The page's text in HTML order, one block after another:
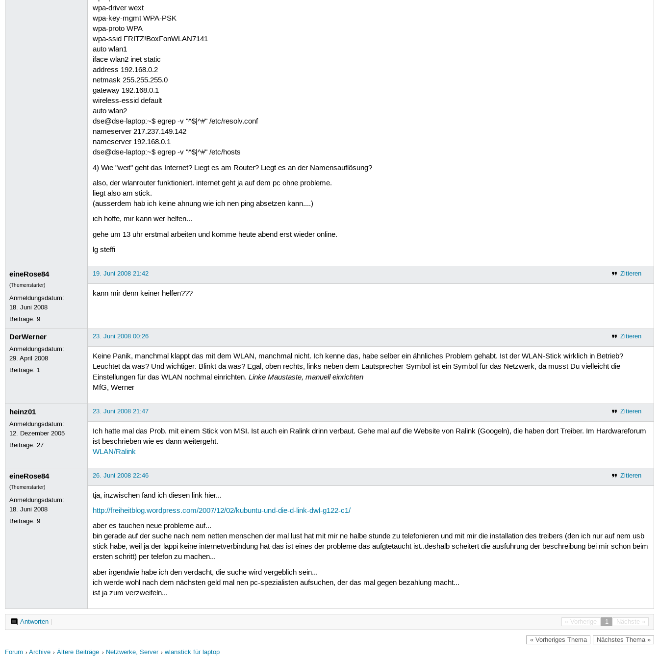
wpa-driver wext
wpa-key-mgmt WPA-PSK
wpa-proto WPA
wpa-ssid FRITZ!BoxFonWLAN7141
auto wlan1
iface wlan2 inet static
address 192.168.0.2
netmask 255.255.255.0
gateway 192.168.0.1
wireless-essid default
auto wlan2
dse@dse-laptop:~$ egrep -v "^$|^#" /etc/resolv.conf
nameserver 217.237.149.142
nameserver 192.168.0.1
dse@dse-laptop:~$ egrep -v "^$|^#" /etc/hosts
4) Wie "weit" geht das Internet? Liegt es am Router? Liegt es an der Namensauflösung?
also, der wlanrouter funktioniert. internet geht ja auf dem pc ohne probleme.
liegt also am stick.
(ausserdem hab ich keine ahnung wie ich nen ping absetzen kann....)
ich hoffe, mir kann wer helfen...
gehe um 13 uhr erstmal arbeiten und komme heute abend erst wieder online.
lg steffi
eineRose84
(Themenstarter)
Anmeldungsdatum:
18. Juni 2008
Beiträge:9
Zitieren
19. Juni 2008 21:42
kann mir denn keiner helfen???
DerWerner
Anmeldungsdatum:
29. April 2008
Beiträge: 1
Zitieren
23. Juni 2008 00:26
Keine Panik, manchmal klappt das mit dem WLAN, manchmal nicht. Ich kenne das, habe selber ein ähnliches Problem gehabt. Ist der WLAN-Stick wirklich in Betrieb?
Leuchtet da was? Und wichtiger: Blinkt da was? Egal, oben rechts, links neben dem Lautsprecher-Symbol ist ein Symbol für das Netzwerk, da musst Du vielleicht die
Einstellungen für das WLAN nochmal einrichten. Linke Maustaste, manuell einrichten
MfG, Werner
heinz01
Anmeldungsdatum:
12. Dezember 2005
Beiträge:27
Zitieren
23. Juni 2008 21:47
Ich hatte mal das Prob. mit einem Stick von MSI. Ist auch ein Ralink drinn verbaut. Gehe mal auf die Website von Ralink (Googeln), die haben dort Treiber. Im Hardwareforum
ist beschrieben wie es dann weitergeht.
WLAN/Ralink
eineRose84
(Themenstarter)
Anmeldungsdatum:
18. Juni 2008
Beiträge:9
Zitieren
26. Juni 2008 22:46
tja, inzwischen fand ich diesen link hier...
http://freiheitblog.wordpress.com/2007/12/02/kubuntu-und-die-d-link-dwl-g122-c1/
aber es tauchen neue probleme auf...
bin gerade auf der suche nach nem netten menschen der mal lust hat mit mir ne halbe stunde zu telefonieren und mit mir die installation des treibers (den ich nur auf nem usb
stick habe, weil ja der lappi keine internetverbindung hat-das ist eines der probleme das aufgtetaucht ist..deshalb scheitert die ausführung der beschreibung bei mir schon beim
ersten schritt) per telefon zu machen...
aber irgendwie habe ich den verdacht, die suche wird vergeblich sein...
ich werde wohl nach dem nächsten geld mal nen pc-spezialisten aufsuchen, der das mal gegen bezahlung macht...
ist ja zum verzweifeln...
« Vorherige 1 Nächste »
Antworten|
« Vorheriges Thema Nächstes Thema »
Forum Archive Ältere Beiträge Netzwerke, Server wlanstick für laptop